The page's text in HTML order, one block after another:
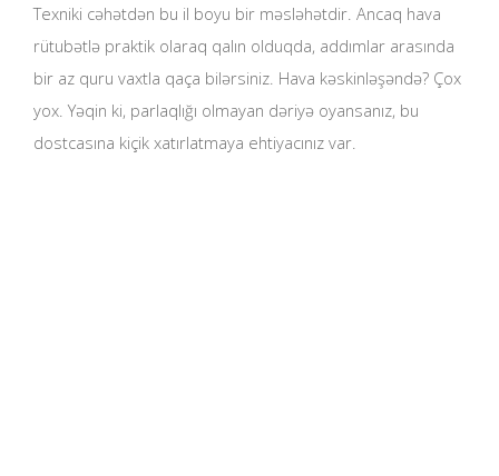
Texniki cəhətdən bu il boyu bir məsləhətdir. Ancaq hava
rütubətlə praktik olaraq qalın olduqda, addımlar arasında
bir az quru vaxtla qaça bilərsiniz. Hava kəskinləşəndə? Çox
yox. Yəqin ki, parlaqlığı olmayan dəriyə oyansanız, bu
dostcasına kiçik xatırlatmaya ehtiyacınız var.